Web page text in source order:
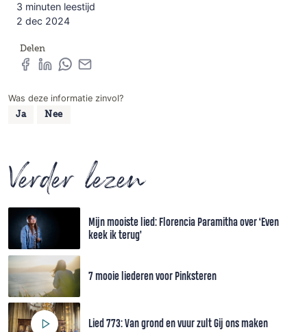
3 minuten leestijd
2 dec 2024
Delen
Was deze informatie zinvol?
Ja Nee
Verder lezen
Mijn mooiste lied: Florencia Paramitha over ‘Even
keek ik terug’
7 mooie liederen voor Pinksteren
Lied 773: Van grond en vuur zult Gij ons maken